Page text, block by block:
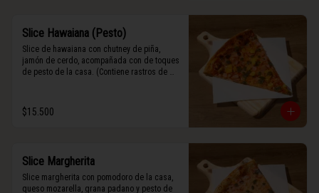
Slice Hawaiana (Pesto)
Slice de hawaiana con chutney de piña,
jamón de cerdo, acompañada con de toques
de pesto de la casa. (Contiene rastros de
$15.500
Slice Margherita
Slice margherita con pomodoro de la casa,
queso mozarella, grana padano y pesto de